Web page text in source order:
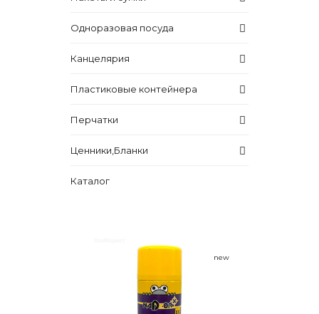
Одноразовая посуда
Канцелярия
Пластиковые контейнера
Перчатки
Ценники,Бланки
Каталог
new